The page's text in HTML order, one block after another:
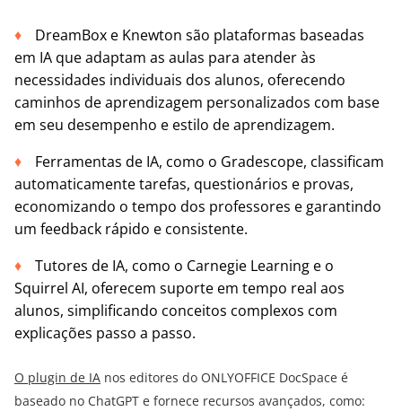
DreamBox e Knewton são plataformas baseadas
em IA que adaptam as aulas para atender às
necessidades individuais dos alunos, oferecendo
caminhos de aprendizagem personalizados com base
em seu desempenho e estilo de aprendizagem.
Ferramentas de IA, como o Gradescope, classificam
automaticamente tarefas, questionários e provas,
economizando o tempo dos professores e garantindo
um feedback rápido e consistente.
Tutores de IA, como o Carnegie Learning e o
Squirrel AI, oferecem suporte em tempo real aos
alunos, simplificando conceitos complexos com
explicações passo a passo.
O plugin de IA nos editores do ONLYOFFICE DocSpace é
baseado no ChatGPT e fornece recursos avançados, como: